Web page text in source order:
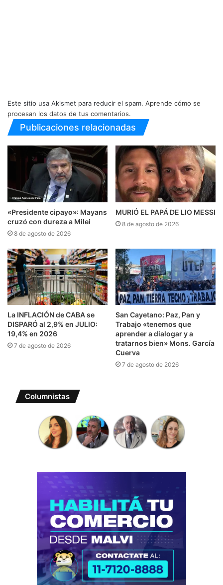
Este sitio usa Akismet para reducir el spam. Aprende cómo se
procesan los datos de tus comentarios.
Publicaciones relacionadas
«Presidente cipayo»: Mayans
cruzó con dureza a Milei
8 de agosto de 2026
MURIÓ EL PAPÁ DE LIO MESSI
8 de agosto de 2026
La INFLACIÓN de CABA se
DISPARÓ al 2,9% en JULIO:
19,4% en 2026
7 de agosto de 2026
San Cayetano: Paz, Pan y
Trabajo «tenemos que
aprender a dialogar y a
tratarnos bien» Mons. García
Cuerva
7 de agosto de 2026
Columnistas